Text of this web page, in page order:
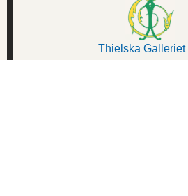
Thielska Galleriet